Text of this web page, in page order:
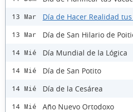
13 Mar Día de Hacer Realidad
13 Mar Día de San Hilario de
14 Mié Día Mundial de la Lógica
14 Mié Día de San Potito
14 Mié Día de la Cesárea
14 Mié Año Nuevo Ortodoxo